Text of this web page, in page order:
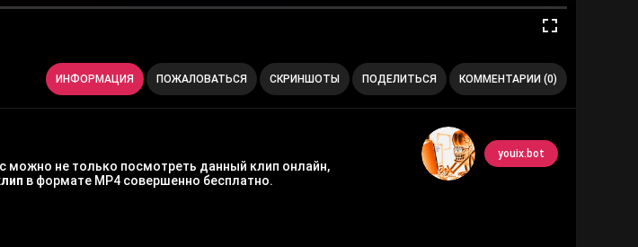
ИНФОРМАЦИЯ ПОЖАЛОВАТЬСЯ СКРИНШОТЫ ПОДЕЛИТЬСЯ КОММЕНТАРИИ (0)
youix.bot
можно не только посмотреть данный клип онлайн,
в формате MP4 совершенно бесплатно.